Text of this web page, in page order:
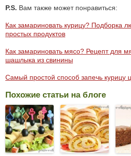
P.S. Вам также может понравиться:
Как замариновать курицу? Подборка
простых продуктов
Как замариновать мясо? Рецепт для
шашлыка из свинины
Самый простой способ запечь курицу
Похожие статьи на блоге